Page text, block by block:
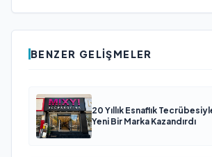
BENZER GELIŞMELER
20 Yıllık Esnaflık
Yeni Bir Marka Kazandırdı